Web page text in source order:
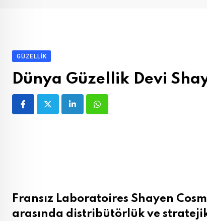
GÜZELLIK
Dünya Güzellik Devi
LinkedInWhatsapp
Fransız Laboratoires Shayen
arasında distribütörlük ve